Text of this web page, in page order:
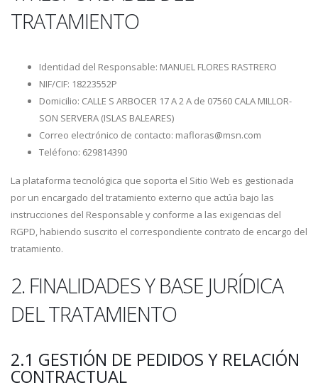
TRATAMIENTO
Identidad del Responsable: MANUEL FLORES RASTRERO
NIF/CIF: 18223552P
Domicilio: CALLE S ARBOCER 17 A 2 A de 07560 CALA MILLOR-
SON SERVERA (ISLAS BALEARES)
Correo electrónico de contacto: mafloras@msn.com
Teléfono: 629814390
La plataforma tecnológica que soporta el Sitio Web es gestionada
por un encargado del tratamiento externo que actúa bajo las
instrucciones del Responsable y conforme a las exigencias del
RGPD, habiendo suscrito el correspondiente contrato de encargo del
tratamiento.
2. FINALIDADES Y BASE JURÍDICA
DEL TRATAMIENTO
2.1 GESTIÓN DE PEDIDOS Y RELACIÓN
CONTRACTUAL